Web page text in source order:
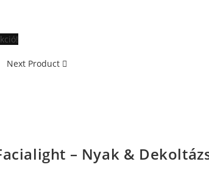
Next Product
– Nyak &